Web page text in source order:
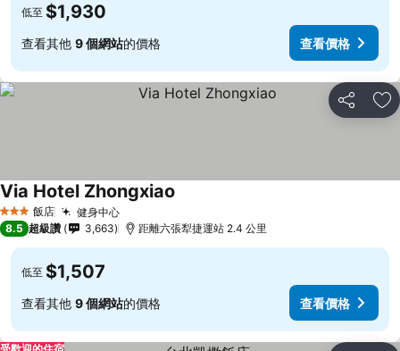
低至 $1,930
查看其他 9 個網站的價格 查看價格
分享 加
3 星級 飯店 健身中心查看價格
Via Hotel Zhongxiao
8.5 超級讚 3,663 距離六張犁捷運站 2.4 公里
低至 $1,507
查看其他 9 個網站的價格 查看價格